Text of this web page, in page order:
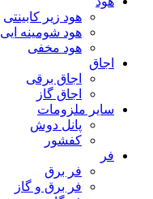
هود زیر كابینتی
هود شومینه ایی
هود مخفى
اجاق
اجاق برقى
اجاق گاز
سایر ملزومات
پانل دوش
کفشور
فر
فر برق
فر برق و گاز